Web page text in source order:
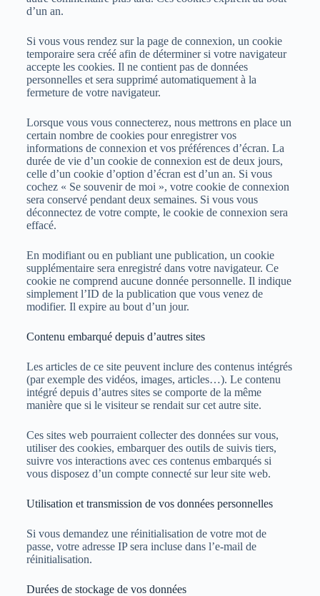
d’un an.
Si vous vous rendez sur la page de connexion, un cookie
temporaire sera créé afin de déterminer si votre navigateur
accepte les cookies. Il ne contient pas de données
personnelles et sera supprimé automatiquement à la
fermeture de votre navigateur.
Lorsque vous vous connecterez, nous mettrons en place un
certain nombre de cookies pour enregistrer vos
informations de connexion et vos préférences d’écran. La
durée de vie d’un cookie de connexion est de deux jours,
celle d’un cookie d’option d’écran est d’un an. Si vous
cochez « Se souvenir de moi », votre cookie de connexion
sera conservé pendant deux semaines. Si vous vous
déconnectez de votre compte, le cookie de connexion sera
effacé.
En modifiant ou en publiant une publication, un cookie
supplémentaire sera enregistré dans votre navigateur. Ce
cookie ne comprend aucune donnée personnelle. Il indique
simplement l’ID de la publication que vous venez de
modifier. Il expire au bout d’un jour.
Contenu embarqué depuis d’autres sites
Les articles de ce site peuvent inclure des contenus intégrés
(par exemple des vidéos, images, articles…). Le contenu
intégré depuis d’autres sites se comporte de la même
manière que si le visiteur se rendait sur cet autre site.
Ces sites web pourraient collecter des données sur vous,
utiliser des cookies, embarquer des outils de suivis tiers,
suivre vos interactions avec ces contenus embarqués si
vous disposez d’un compte connecté sur leur site web.
Utilisation et transmission de vos données personnelles
Si vous demandez une réinitialisation de votre mot de
passe, votre adresse IP sera incluse dans l’e-mail de
réinitialisation.
Durées de stockage de vos données